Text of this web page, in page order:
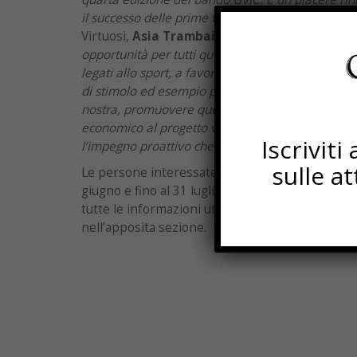
il successo delle prime tre edizioni– dichiara la
Virtuosi, Asia Trambaioli
opportunità per tutti quei giovani che hanno
legati allo sport, a favore della propria comunità
di stimolo ed esempio per tanti altri giovani e
nostra, promuovere questo bando significa non
economico al progetto vincente ma soprattutto
l’impegno proattivo che i giovani svolgono a
Le persone interessate potranno partecipare
giugno e fino al 31 luglio 2025. Il modulo di
tutte le informazioni utili per aderire sono sul
nell’apposita sezione.
Iscriviti
sulle